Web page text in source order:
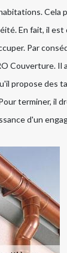
En fait, il
Par
Couverture. Il
propose des
terminer, il
d'un